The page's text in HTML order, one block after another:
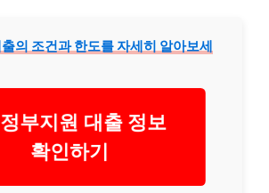
의 조건과 한도를 자세히 알아보세
정부지원 대출 정보
확인하기